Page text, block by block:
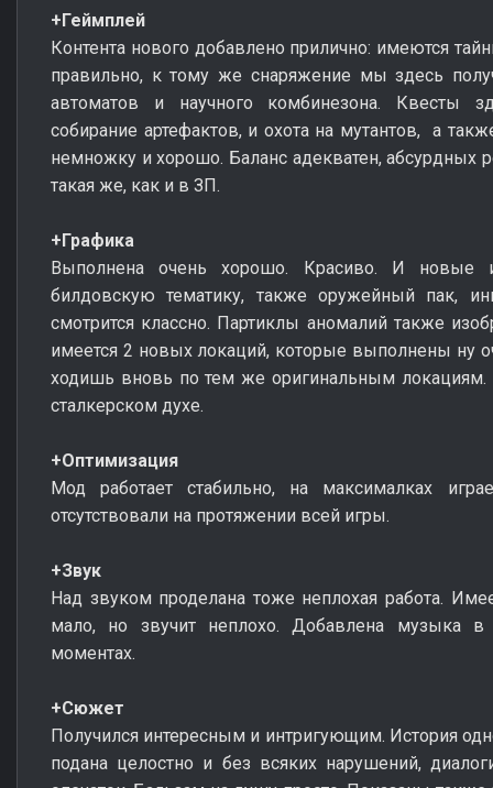
+Геймплей
Контента нового добавлено прилично: имеются
правильно, к тому же снаряжение мы здесь
автоматов и научного комбинезона. Квесты
собирание артефактов, и охота на мутантов, а
немножку и хорошо. Баланс адекватен, абсурдных
такая же, как и в ЗП.
+Графика
Выполнена очень хорошо. Красиво. И новые
билдовскую тематику, также оружейный пак,
смотрится классно. Партиклы аномалий также
имеется 2 новых локаций, которые выполнены ну
ходишь вновь по тем же оригинальным
сталкерском духе.
+Оптимизация
Мод работает стабильно, на максималках
отсутствовали на протяжении всей игры.
+Звук
Над звуком проделана тоже неплохая работа.
мало, но звучит неплохо. Добавлена музыка
моментах.
+Сюжет
Получился интересным и интригующим. История
подана целостно и без всяких нарушений,